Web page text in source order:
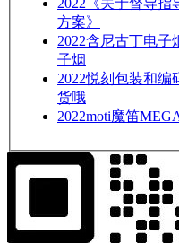
2022 《关于督导
方案》
2022含尼古丁电子
子烟
2022悦刻包装和编
货哦
2022moti魔笛